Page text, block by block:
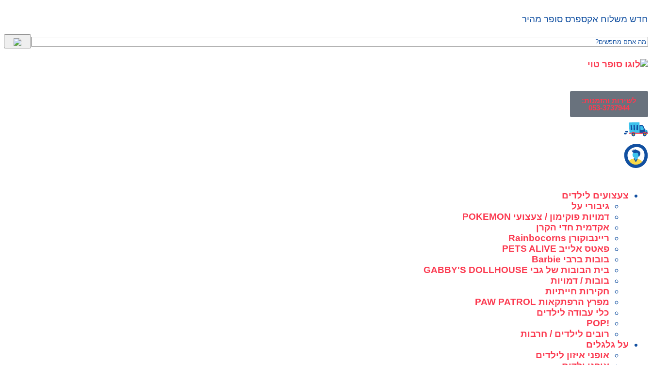
חדש משלוח אקספרס סופר מהיר
לשירות והזמנות:
053-3737944
צעצועים לילדים
גיבורי על
דמויות פוקימון / צעצועי POKEMON
אקדמית חדי הקרן
ריינבוקורן Rainbocorns
פאטס אלייב PETS ALIVE
בובות ברבי Barbie
בית הבובות של גבי GABBY'S DOLLHOUSE
בובות / דמויות
חקירות חייתיות
מפרץ הרפתקאות PAW PATROL
כלי עבודה לילדים
!POP
רובים לילדים / חרבות
על גלגלים
אופני איזון לילדים